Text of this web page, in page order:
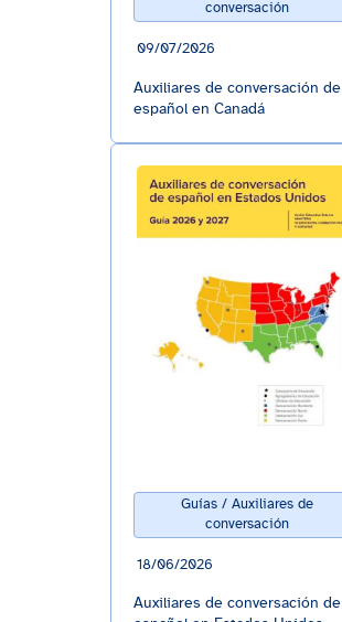
conversación
09/07/2026
Auxiliares de conversación de
español en Canadá
Guías / Auxiliares de
conversación
18/06/2026
Auxiliares de conversación de